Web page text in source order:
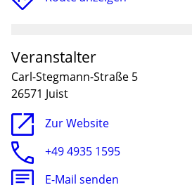
Lade
Veranstalter
Carl-Stegmann-Straße 5
26571 Juist
Zur Website
+49 4935 1595
E-Mail senden